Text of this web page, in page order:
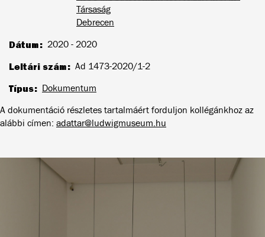
Társaság
Debrecen
Dátum 2020 - 2020
Leltári szám Ad 1473-2020/1-2
Típus
Dokumentum
A dokumentáció részletes tartalmáért forduljon kollégánkhoz az
alábbi címen: adattar@ludwigmuseum.hu